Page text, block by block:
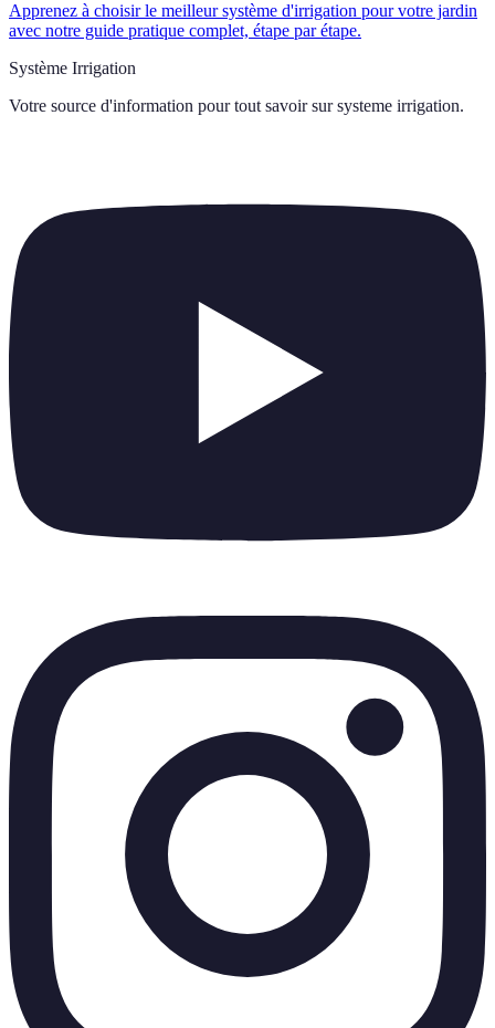
Apprenez à choisir le meilleur système d'irrigation pour votre jardin
avec notre guide pratique complet, étape par étape.
Système Irrigation
Votre source d'information pour tout savoir sur systeme irrigation.